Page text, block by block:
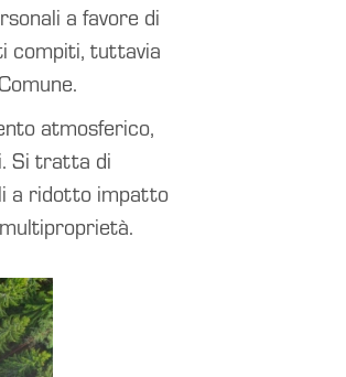
a favore di
compiti, tuttavia
atmosferico,
Si tratta di
a ridotto impatto